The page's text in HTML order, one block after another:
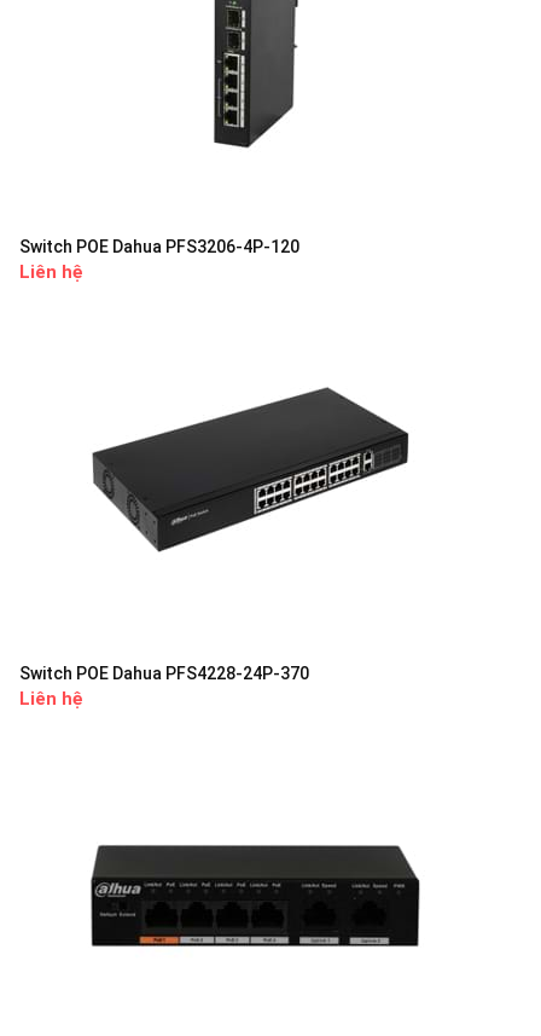
Switch POE Dahua PFS3206-4P-120
Liên hệ
Switch POE Dahua PFS4228-24P-370
Liên hệ